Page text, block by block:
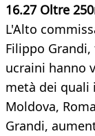
16.27 Oltre
L'Alto
Filippo
ucraini hanno
metà dei quali
Moldova,
Grandi,